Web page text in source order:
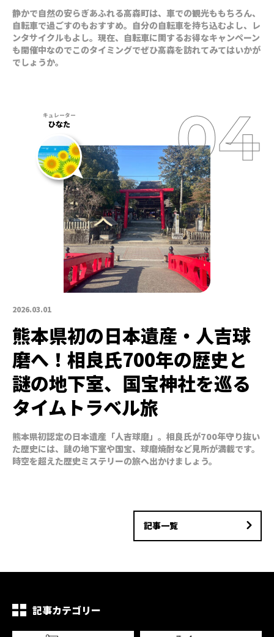
静かで自然の安らぎあふれる高森町は、車での観光ももちろん、
自転車で過ごすのもおすすめ。自分の自転車を持ち込むよし、レ
ンタサイクルもよし。現在、自転車に関するお得なキャンペーン
も開催中なのでこのタイミングでぜひ高森を訪れてみてはいかが
でしょうか。
2026.03.01
ひなた
熊本県初の日本遺産・人吉球
磨へ！相良氏700年の歴史と
謎の地下室、国宝神社を巡る
タイムトラベル旅
熊本県初認定の日本遺産「人吉球磨」。相良氏が700年守り抜い
た歴史には、謎の地下室や国宝、球磨焼酎など見所が満載です。
時空を超えた歴史ミステリーの旅へ出かけましょう。
記事一覧
記事カテゴリー